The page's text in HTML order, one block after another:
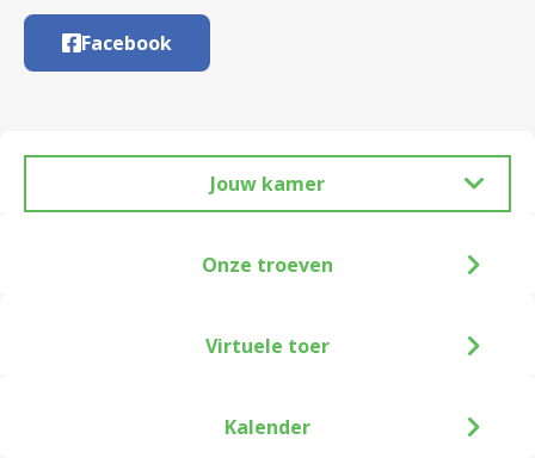
Facebook
Jouw kamer
Onze troeven
Virtuele toer
Kalender